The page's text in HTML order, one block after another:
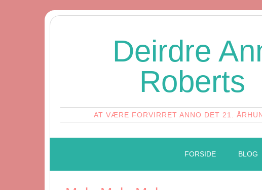
Deirdre
Roberts
AT VÆRE FORVIRRET ANNO DET 21.
FORSIDE BLOG